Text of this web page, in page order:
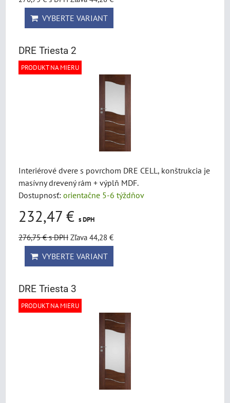
VYBERTE VARIANT
DRE Triesta 2
PRODUKT NA MIERU
Interiérové dvere s povrchom DRE CELL, konštrukcia je
masívny drevený rám + výplň MDF.
Dostupnosť: orientačne 5-6 týždňov
232,47 € s DPH
276,75 €s DPH Zľava 44,28 €
VYBERTE VARIANT
DRE Triesta 3
PRODUKT NA MIERU